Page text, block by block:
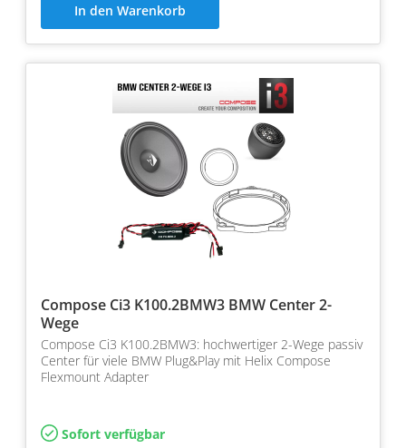
In den Warenkorb
Compose Ci3 K100.2BMW3 BMW Center 2-
Wege
Compose Ci3 K100.2BMW3: hochwertiger 2-Wege passiv
Center für viele BMW Plug&Play mit Helix Compose
Flexmount Adapter
Sofort verfügbar